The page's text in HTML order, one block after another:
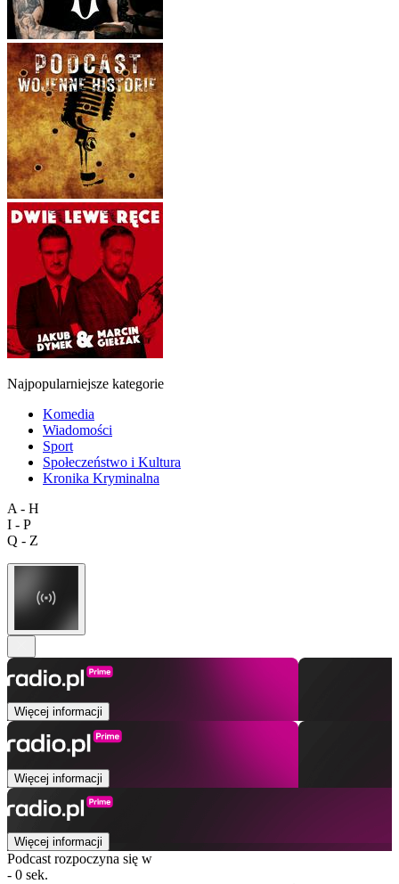
Najpopularniejsze kategorie
Komedia
Wiadomości
Sport
Społeczeństwo i Kultura
Kronika Kryminalna
A - H
I - P
Q - Z
Więcej informacji
Więcej informacji
Więcej informacji
Podcast rozpoczyna się w
- 0 sek.